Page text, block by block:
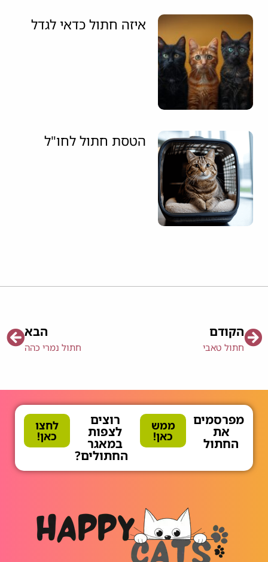
איזה חתול כדאי לגדל
הטסת חתול לחו"ל
הקודם
חתול טאבי
הבא
חתול נמרי כהה
מפרסמים
את
החתול
ממש
כאן!
רוצים
לצפות
במאגר
החתולים?
לחצו
כאן!